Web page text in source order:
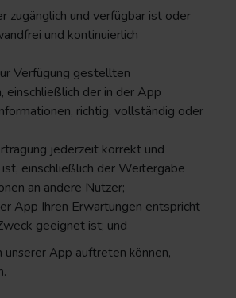
zugänglich und verfügbar ist oder
und kontinuierlich
Verfügung gestellten
einschließlich der in der App
richtig, vollständig oder
jederzeit korrekt und
einschließlich der Weitergabe
an andere Nutzer;
App Ihren Erwartungen entspricht
geeignet ist; und
unserer App auftreten können,